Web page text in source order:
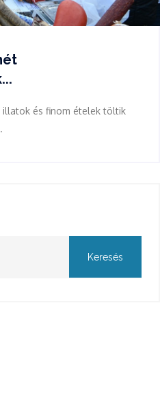
illatok és finom ételek töltik